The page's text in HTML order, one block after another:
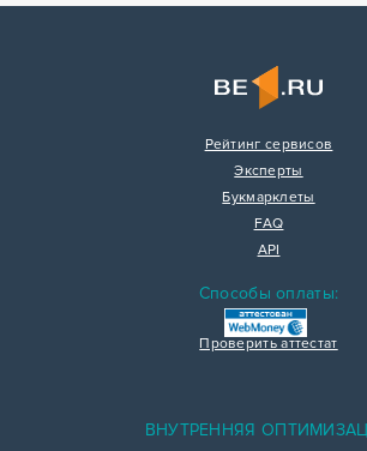
Рейтинг сервисов
Эксперты
Букмарклеты
FAQ
API
Способы оплаты:
Проверить аттестат
ВНУТРЕННЯЯ